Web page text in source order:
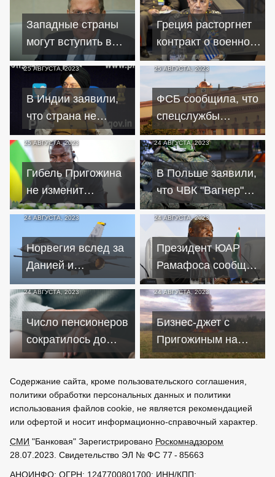
поддержки Украины
Украины
Западные страны
могут вступить в
БРИКС, если
откажутся от
санкций – МИД РФ
Греция расторгнет
контракт о военном
сотрудничестве с
Россией
25 АВГУСТА, 2023
В Индии заявили,
что страна не
зависит от поставок
нефти из России
25 АВГУСТА, 2023
ФСБ сообщила, что
спецслужбы
Украины ищут
поджигателей через
объявления
25 АВГУСТА, 2023
Гибель Пригожина
не изменит
сотрудничество с
РФ – советник
президента ЦАР
24 АВГУСТА, 2023
В Польше заявили,
что ЧВК "Вагнер"
представляет
угрозу и без
Пригожина
24 АВГУСТА, 2023
Норвегия вслед за
Данией и
Нидерландами
передаст свои F-16
Украине
24 АВГУСТА, 2023
Президент ЮАР
Рамафоса сообщил
о приглашении
шести стран в
БРИКС
24 АВГУСТА, 2023
Число пенсионеров
сократилось до
минимума за время
реформы
24 АВГУСТА, 2023
Бизнес-джет с
Пригожиным на
борту потерпел
известно
Содержание сайта, кроме пользовательского соглашения,
политики обработки персональных данных и политики
использования файлов cookie, не является рекомендацией
или офертой и носит информационно-справочный характер.
СМИ "Банковая" Зарегистрировано Роскомнадзором
28.07.2023. Свидетельство ЭЛ № ФС 77 - 85663
АНОИНФО; ОГРН: 1247700801700; ИНН/КПП: